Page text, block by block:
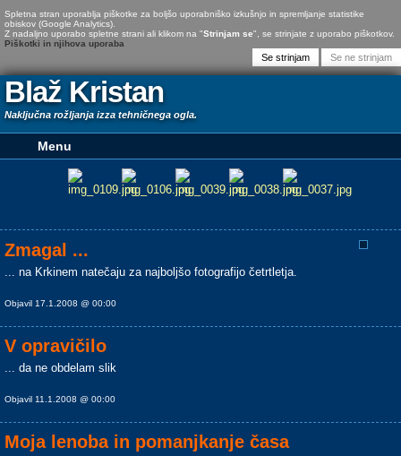
Spletna stran uporablja piškotke za boljšo uporabniško izkušnjo in spremljanje statistike
obiskov (Google Analytics).
Z nadaljno uporabo spletne strani ali klikom na "Strinjam se", se strinjate z uporabo piškotkov.
Piškotki in njihova uporaba
Blaž Kristan
Naključna rožljanja izza tehničnega ogla.
Zmagal ...
... na Krkinem natečaju za najboljšo fotografijo četrtletja.
Objavil 17.1.2008 @ 00:00
V opravičilo
... da ne obdelam slik
Objavil 11.1.2008 @ 00:00
Moja lenoba in pomanjkanje časa